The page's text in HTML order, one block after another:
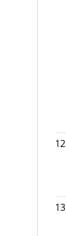
12
13